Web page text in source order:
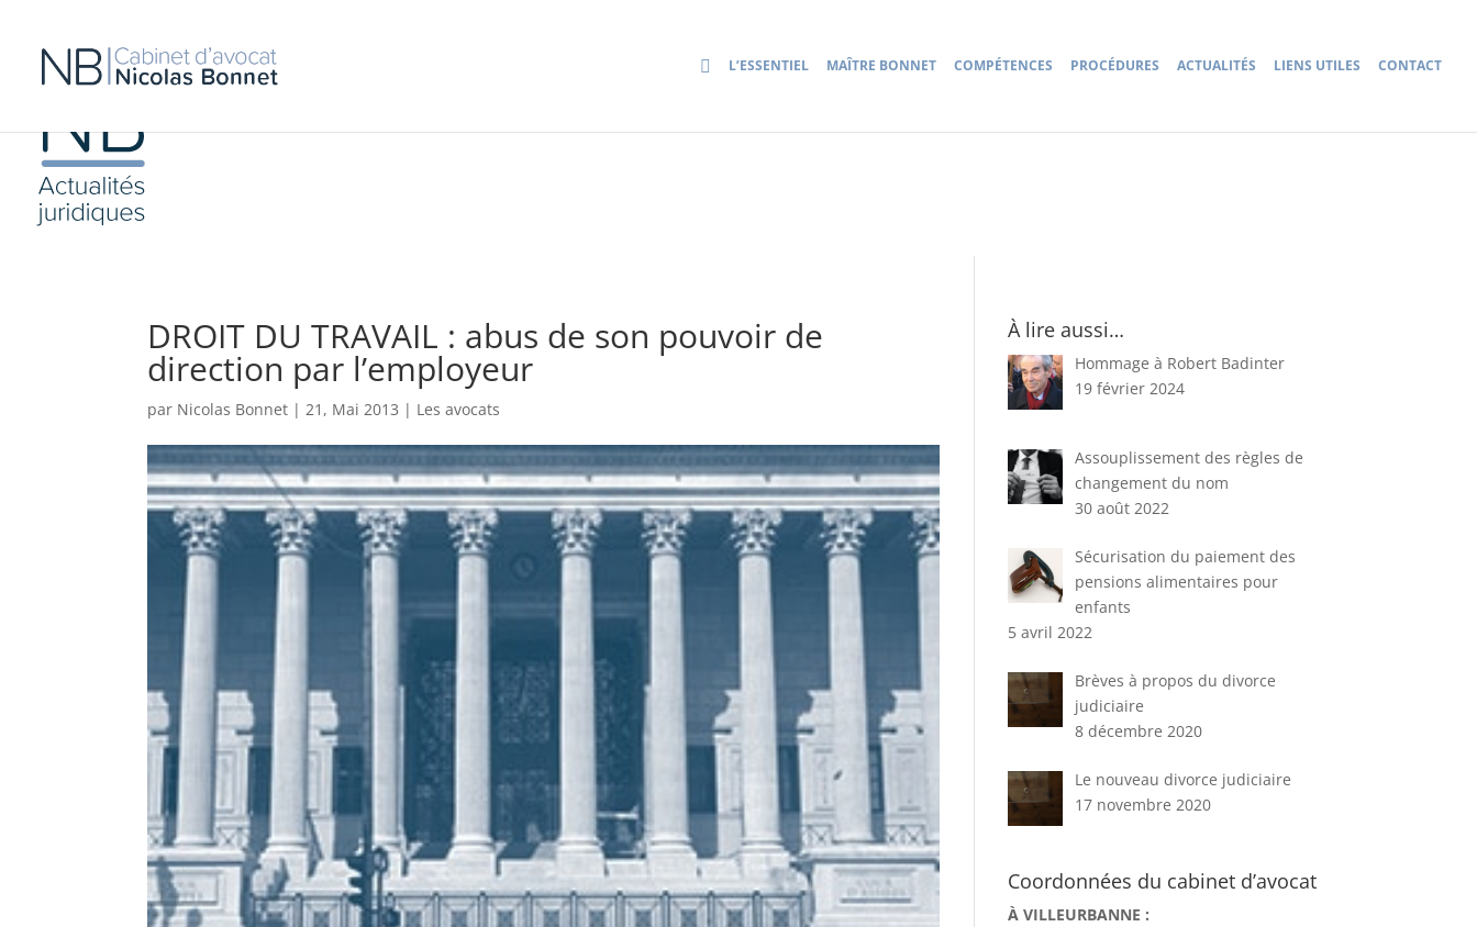
L’ESSENTIEL MAÎTRE BONNET COMPÉTENCES PROCÉDURES ACTUALITÉS LIENS UTILES CONTACT
DROIT DU TRAVAIL : abus de son pouvoir de
direction par l’employeur
par Nicolas Bonnet |21, Mai 2013 | Les avocats
À lire aussi…
Hommage à Robert Badinter
19 février 2024
Assouplissement des règles de
changement du nom
30 août 2022
Sécurisation du paiement des
pensions alimentaires pour
enfants
5 avril 2022
Brèves à propos du divorce
judiciaire
8 décembre 2020
Le nouveau divorce judiciaire
17 novembre 2020
Coordonnées du cabinet d’avocat
À VILLEURBANNE :